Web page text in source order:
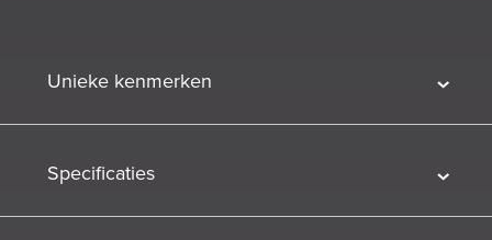
Unieke kenmerken
Specificaties